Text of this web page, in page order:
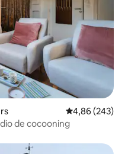
Calificación
4,86 (243)
de cocooning